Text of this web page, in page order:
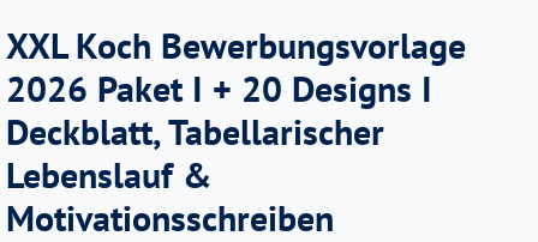
XXL Koch Bewerbungsvorlage
2026 Paket I + 20 Designs I
Deckblatt, Tabellarischer
Lebenslauf &
Motivationsschreiben